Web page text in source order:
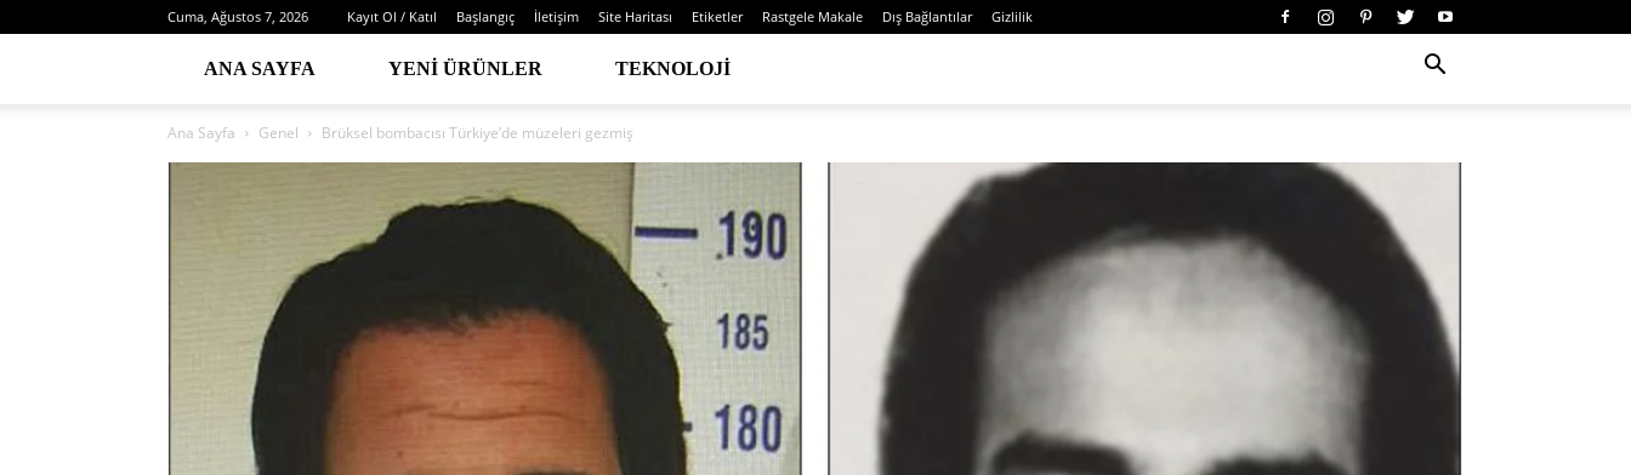
Cuma, Ağustos 7, 2026 Kayıt Ol / Katıl Başlangıç İletişim Site Haritası Etiketler Rastgele Makale Dış Bağlantılar Gizlilik
ANA SAYFA YENI ÜRÜNLER TEKNOLOJI
Ana Sayfa Genel Brüksel bombacısı Türkiye’de müzeleri gezmiş